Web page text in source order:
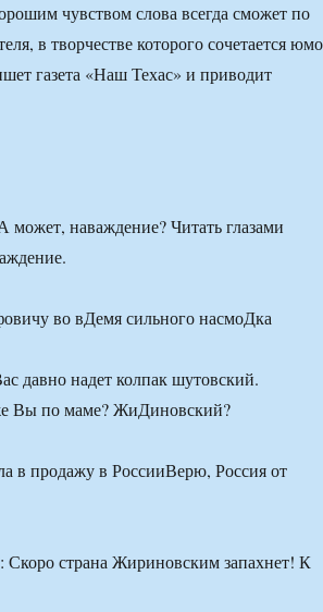
чувством слова всегда сможет по
в творчестве которого сочетается
газета «Наш Техас» и приводит
наваждение? Читать глазами
во вДемя сильного насмоДка
давно надет колпак шутовский.
Вы по маме? ЖиДиновский?
в продажу в РоссииВерю, Россия от
страна Жириновским запахнет! К